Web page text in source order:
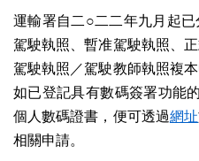
運輸署自二○二二年九月起
駕駛執照、暫准駕駛執照、
駕駛執照／駕駛教師執照複
如已登記具有數碼簽署功能
個人數碼證書，便可透過網址
相關申請。